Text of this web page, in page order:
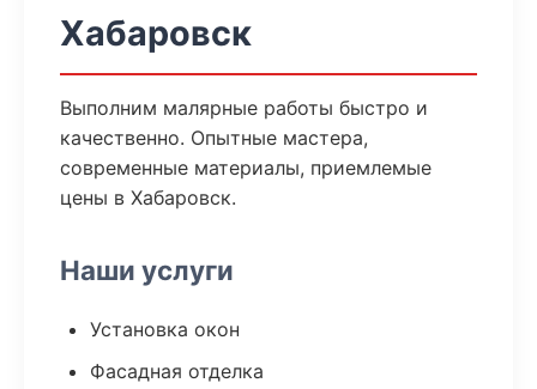
Хабаровск
Выполним малярные работы быстро и
качественно. Опытные мастера,
современные материалы, приемлемые
цены в Хабаровск.
Наши услуги
Установка окон
Фасадная отделка